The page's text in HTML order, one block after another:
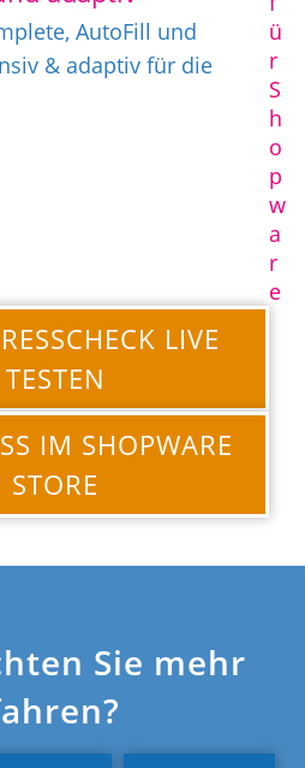
AutoFill und
& adaptiv für die
ü
r
S
h
o
p
w
a
r
e
LIVE
TESTEN
IM SHOPWARE
STORE
Sie mehr